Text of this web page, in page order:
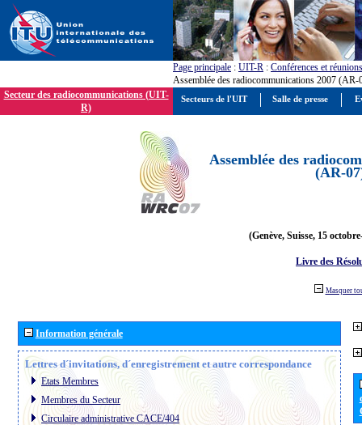
Page principale : UIT-R : Conférences et réunions
Assemblée des radiocommunications 2007 (AR-
Secteur des radiocommunications (UIT-
R)
Assemblée des
(AR-
(Genève, Suisse, 15
Livre des
Masquer
Information générale
Lettres d´invitations, d´enregistrement et autre correspondance
Etats Membres
Membres du Secteur
Circulaire administrative CACE/404
Secteurs de l'UIT Salle de presse